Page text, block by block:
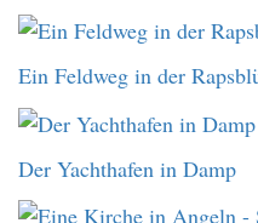
Ein Feldweg in der
Der Yachthafen in Damp